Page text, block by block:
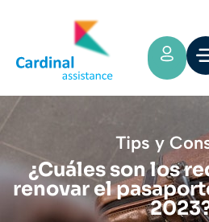
Tips y
¿Cuáles son los
renovar el